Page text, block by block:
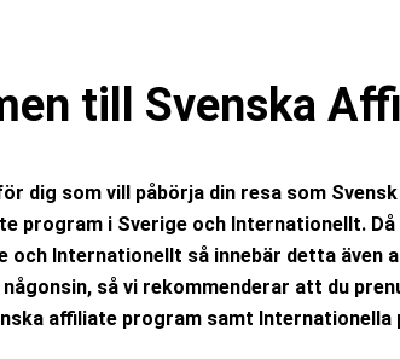
till Svenska
dig som vill påbörja din resa som
program i Sverige och Internationellt.
och Internationellt så innebär detta även
så vi rekommenderar att du
affiliate program samt Internationella